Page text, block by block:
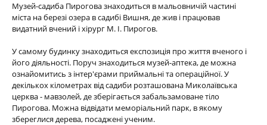
Музей-садиба Пирогова знаходиться в мальовничій частині
міста на березі озера в садибі Вишня, де жив і працював
видатний вчений і хірург М. І. Пирогов.
У самому будинку знаходиться експозиція про життя вченого і
його діяльності. Поруч знаходиться музей-аптека, де можна
ознайомитись з інтер'єрами приймальні та операційної. У
декількох кілометрах від садиби розташована Миколаївська
церква - мавзолей, де зберігається забальзамоване тіло
Пирогова. Можна відвідати меморіальний парк, в якому
збереглися дерева, посаджені ученим.